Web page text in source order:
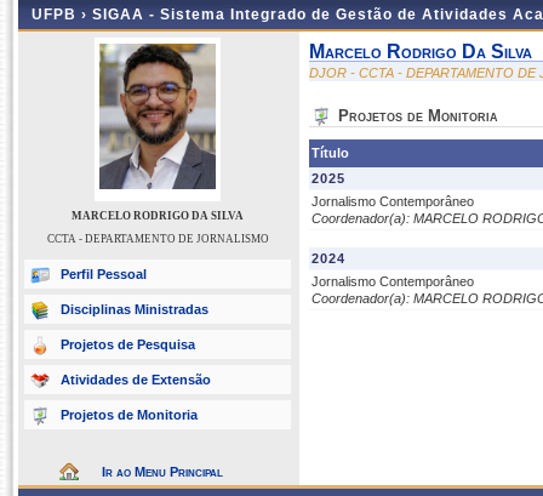
UFPB › SIGAA - Sistema Integrado de Gestão de Atividades
MARCELO RODRIGO DA SILVA
CCTA - DEPARTAMENTO DE JORNALISMO
Perfil Pessoal
Disciplinas Ministradas
Projetos de Pesquisa
Atividades de Extensão
Projetos de Monitoria
Ir ao Menu Principal
Marcelo Rodrigo Da Silva
DJOR - CCTA - DEPARTAMENTO DE
Projetos de Monitoria
Título
2025
Jornalismo Contemporâneo
Coordenador(a): MARCELO
2024
Jornalismo Contemporâneo
Coordenador(a): MARCELO